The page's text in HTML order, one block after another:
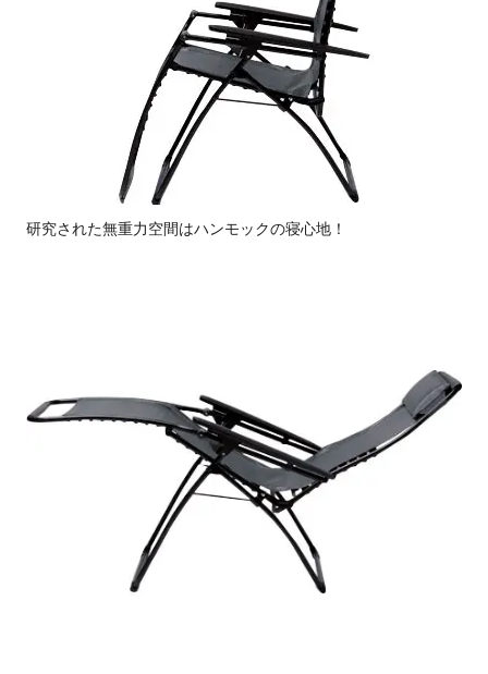
研究された無重力空間はハンモックの寝心地！